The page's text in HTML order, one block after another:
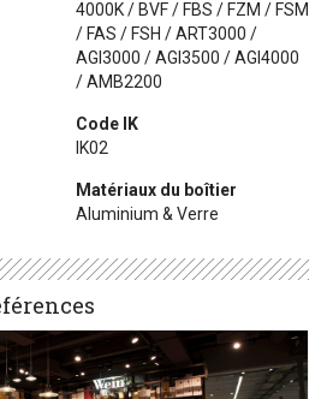
4000K / BVF / FBS / FZM / FSM
/ FAS / FSH / ART3000 /
AGI3000 / AGI3500 / AGI4000
/ AMB2200
Code IK
IK02
Matériaux du boîtier
Aluminium & Verre